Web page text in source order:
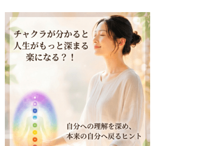
カテゴリー おすすめ動画、ブログ
評判
前の記事
オンラインクラスのひととき
2020年11月2日
HSP SHOPでキャンペーンを
実施中
(12/30）